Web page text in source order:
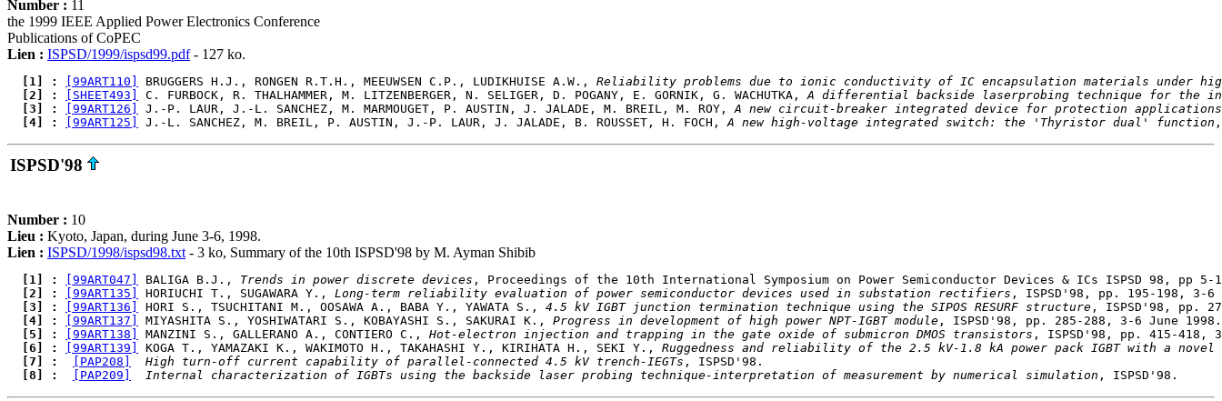
Number : 11
the 1999 IEEE Applied Power Electronics Conference
Publications of CoPEC
Lien : ISPSD/1999/ispsd99.pdf- 127 ko.
  [1] :
[99ART110] BRUGGERS H.J., RONGEN R.T.H., MEEUWSEN C.P., LUDIKHUISE A.W., Reliability problems due to ionic conductivity of IC encapsulation materials under
  [2] :
[SHEET493] C. FURBOCK, R. THALHAMMER, M. LITZENBERGER, N. SELIGER, D. POGANY, E. GORNIK, G. WACHUTKA, A differential backside laserprobing technique for the
  [3] :
[99ART126] J.-P. LAUR, J.-L. SANCHEZ, M. MARMOUGET, P. AUSTIN, J. JALADE, M. BREIL, M. ROY, A new circuit-breaker integrated device for protection applications
  [4] :
[99ART125] J.-L. SANCHEZ, M. BREIL, P. AUSTIN, J.-P. LAUR, J. JALADE, B. ROUSSET, H. FOCH, A new high-voltage integrated switch: the 'Thyristor dual' function
ISPSD'98
Number : 10
Lieu : Kyoto, Japan, during June 3-6, 1998.
Lien : ISPSD/1998/ispsd98.txt - 3 ko, Summary of the 10th ISPSD'98 by M. Ayman Shibib
  [1] :
[99ART047] BALIGA B.J., Trends in power discrete devices
  [2] :
[99ART135] HORIUCHI T., SUGAWARA Y., Long-term reliability evaluation of power semiconductor devices used in substation rectifiers
  [3] :
[99ART136] HORI S., TSUCHITANI M., OOSAWA A., BABA Y., YAWATA S., 4.5 kV IGBT junction termination technique using the SIPOS RESURF structure
  [4] :
[99ART137] MIYASHITA S., YOSHIWATARI S., KOBAYASHI S., SAKURAI K., Progress in development of high power NPT-IGBT module
  [5] :
[99ART138] MANZINI S., GALLERANO A., CONTIERO C., Hot-electron injection and trapping in the gate oxide of submicron DMOS transistors
  [6] :
[99ART139] KOGA T., YAMAZAKI K., WAKIMOTO H., TAKAHASHI Y., KIRIHATA H., SEKI Y., Ruggedness and reliability of the 2.5 kV-1.8 kA power pack IGBT with a
  [7] :
[PAP208] High turn-off current capability of parallel-connected 4.5 kV trench-IEGTs
  [8] :
[PAP209] Internal characterization of IGBTs using the backside laser probing technique-interpretation of measurement by numerical simulation